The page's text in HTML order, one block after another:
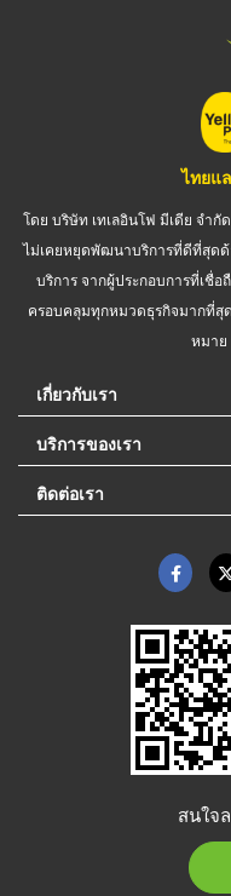
ไทยแ
โดย บริษัท เทเลอินโฟ มีเดีย จำกั
ไม่เคยหยุดพัฒนาบริการที่ดีที่สุดด้
บริการ จากผู้ประกอบการที่เชื่
ครอบคลุมทุกหมวดธุรกิจมากที่สุ
หมา
เกี่ยวกับเรา
บริการของเรา
ติดต่อเรา
สนใจ